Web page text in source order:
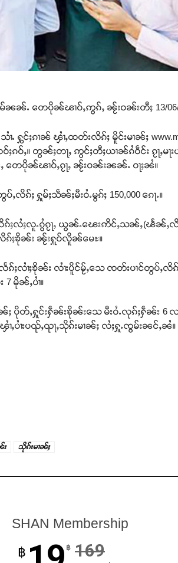
ႉ တေပိုၼ်ၽၢဝ်ႇဢွၵ်ႇ ၼႂ်းဝၼ်းတီႈ 13/06/
င်ႈၵၢၼ် ၾၢႆႇထတ်းလိၵ်ႈ မိူင်းမၢၼ်ႈ
ၵဝ်ႇ။ တွၼ်ႈတႃႇ ဢွင်ႈတီႈယၢၼ်ၵႆဝဵင်း ၵႂႃႇ
တေပိုၼ်ၽၢဝ်ႇၵႂႃႇ ၼႂ်းဝၼ်းၼၼ်ႉ ဝႃႈၼႆ။
ႈ ႁူမ်ႈသဵၼ်ႈမီးဝႆႉမွၵ်ႈ 150,000 ၵေႃႉ။
လႆႈလူႉၵွႆၵႂႃႇ ယွၼ်ႉၽေးဢိင်ႇသၼ်ႇ(ၽႅၼ်ႇလိၼ်
ၵ်ႈၶိုၼ်း ၼႂ်းႁူဝ်လိူၼ်မေႊ။
ႈလၢႆႈၶိုၼ်း လၢႆးပိူင်မႂ်ႇသေ ၸတ်းပၢင်တွပ်ႇလိၵ်
မိုၼ်ႇပၢႆ။
ပိုတ်ႇႁူင်းႁဵၼ်းၶိုၼ်းသေ မီးဝႆႉလုၵ်ႈႁဵၼ်း 6
ႇပၢႆးပၺ်ႇၺႃႇသိုၵ်းမၢၼ်ႈ လႆႈႁူႉၸွမ်းၼင်ႇၼႆ။
း သိုၵ်းမၢၼ်ႈ
SHAN Membership
฿ ฿ 169